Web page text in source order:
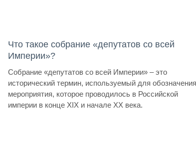
Что такое собрание «депутатов со всей
Империи»?
Собрание «депутатов со всей Империи» – это
исторический термин, используемый для
мероприятия, которое проводилось в Российской
империи в конце XIX и начале XX века.